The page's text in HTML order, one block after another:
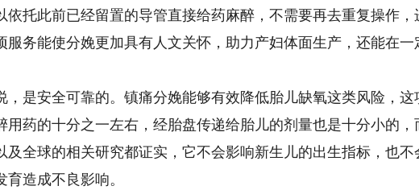
依托此前已经留置的导管直接给药麻醉，不需要再去重复操作，
服务能使分娩更加具有人文关怀，助力产妇体面生产，还能在一
是安全可靠的。镇痛分娩能够有效降低胎儿缺氧这类风险，这
用药的十分之一左右，经胎盘传递给胎儿的剂量也是十分小的，
及全球的相关研究都证实，它不会影响新生儿的出生指标，也不
造成不良影响。